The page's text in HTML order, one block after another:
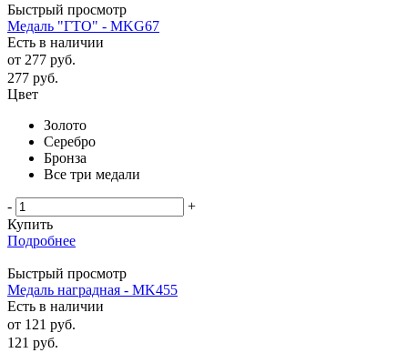
Быстрый просмотр
Медаль "ГТО" - MKG67
Есть в наличии
от 277 руб.
277 руб.
Цвет
Золото
Серебро
Бронза
Все три медали
-
+
Купить
Подробнее
Быстрый просмотр
Медаль наградная - MK455
Есть в наличии
от 121 руб.
121 руб.